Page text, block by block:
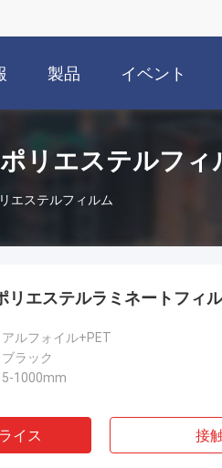
製品 イベント
リエステルフィ
エステルフィルム
リエステルラミネートフィ
アルフォイル+PET
ブラック
5-1000mm
イス 接